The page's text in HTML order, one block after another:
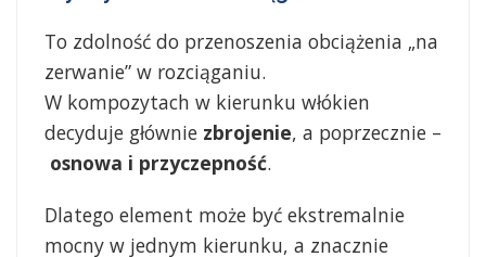
To zdolność do przenoszenia obciążenia „na
zerwanie” w rozciąganiu.
W kompozytach w kierunku włókien
decyduje głównie zbrojenie, a poprzecznie –
osnowa i przyczepność.
Dlatego element może być ekstremalnie
mocny w jednym kierunku, a znacznie